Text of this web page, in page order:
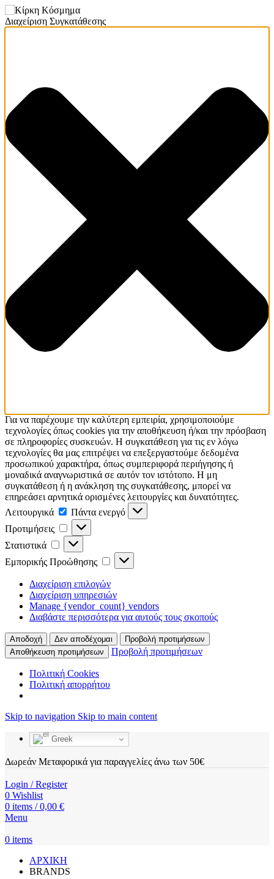
Διαχείριση Συγκατάθεσης
Για να παρέχουμε την καλύτερη εμπειρία, χρησιμοποιούμε
τεχνολογίες όπως cookies για την αποθήκευση ή/και την πρόσβαση
σε πληροφορίες συσκευών. Η συγκατάθεση για τις εν λόγω
τεχνολογίες θα μας επιτρέψει να επεξεργαστούμε δεδομένα
προσωπικού χαρακτήρα, όπως συμπεριφορά περιήγησης ή
μοναδικά αναγνωριστικά σε αυτόν τον ιστότοπο. Η μη
συγκατάθεση ή η ανάκληση της συγκατάθεσης, μπορεί να
επηρεάσει αρνητικά ορισμένες λειτουργίες και δυνατότητες.
Λειτουργικά
Λειτουργικά
Πάντα ενεργό
Προτιμήσεις
Προτιμήσεις
Στατιστικά Στατιστικά
Εμπορικής Προώθησης
Εμπορικής
Προώθησης
Διαχείριση επιλογών
Διαχείριση υπηρεσιών
Manage {vendor_count} vendors
Διαβάστε περισσότερα για αυτούς τους σκοπούς
Αποδοχή Δεν αποδέχομαι
Προβολή προτιμήσεων
Αποθήκευση προτιμήσεων
Προβολή προτιμήσεων
Πολιτική Cookies
Πολιτική απορρήτου
Skip to navigation Skip to main content
Greek
Δωρεάν Μεταφορικά για παραγγελίες άνω των 50€
Login / Register
0 Wishlist
0 items / 0,00 €
Menu
0 items
ΑΡΧΙΚΗ
BRANDS